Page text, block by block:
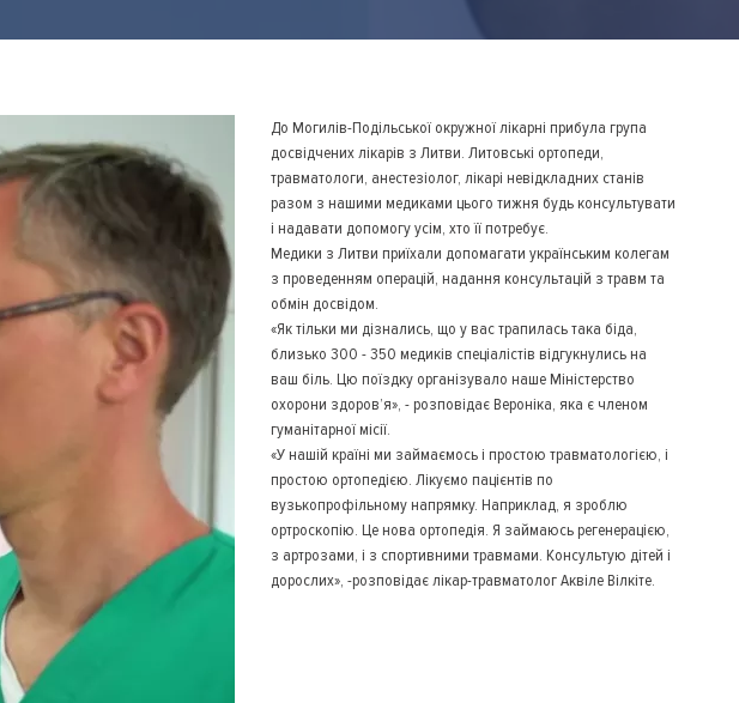
До Могилів-Подільської окружної лікарні прибула група
досвідчених лікарів з Литви. Литовські ортопеди,
травматологи, анестезіолог, лікарі невідкладних станів
разом з нашими медиками цього тижня будь консультувати
і надавати допомогу усім, хто її потребує.
Медики з Литви приїхали допомагати українським колегам
з проведенням операцій, надання консультацій з травм та
обмін досвідом.
«Як тільки ми дізнались, що у вас трапилась така біда,
близько 300 - 350 медиків спеціалістів відгукнулись на
ваш біль. Цю поїздку організувало наше Міністерство
охорони здоров’я», - розповідає Вероніка, яка є членом
гуманітарної місії.
«У нашій країні ми займаємось і простою травматологією, і
простою ортопедією. Лікуємо пацієнтів по
вузькопрофільному напрямку. Наприклад, я зроблю
ортроскопію. Це нова ортопедія. Я займаюсь регенерацією,
з артрозами, і з спортивними травмами. Консультую дітей і
дорослих», -розповідає лікар-травматолог Аквіле Вілкіте.